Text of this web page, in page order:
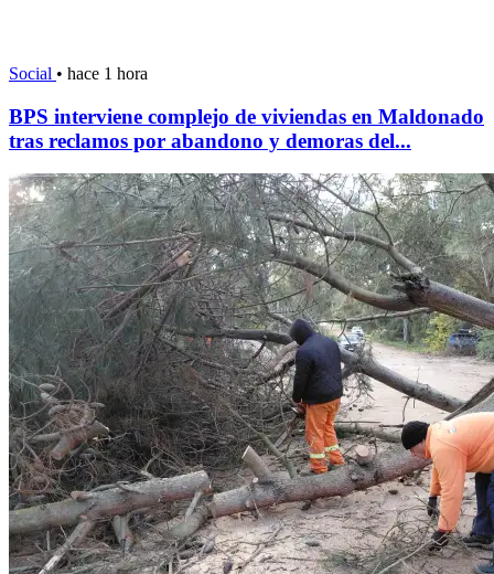
Social • hace 1 hora
BPS interviene complejo de viviendas en Maldonado
tras reclamos por abandono y demoras del...